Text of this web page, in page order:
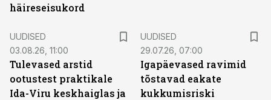
häireseisukord
UUDISED
03.08.26, 11:00
Tulevased arstid
ootustest praktikale
Ida-Viru keskhaiglas ja
UUDISED
29.07.26, 07:00
Igapäevased ravimid
tõstavad eakate
kukkumisriski